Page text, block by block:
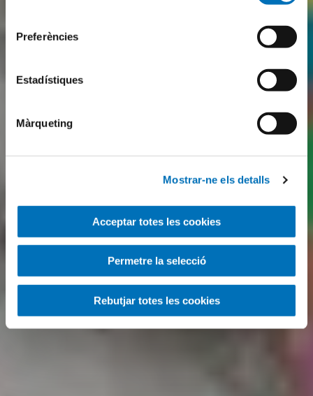
Preferències
Estadístiques
Màrqueting
Mostrar-ne els detalls
Acceptar totes les cookies
Permetre la selecció
Rebutjar totes les cookies